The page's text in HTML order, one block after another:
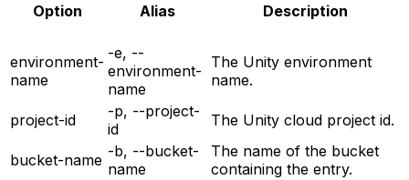
Option Alias Description
environment-
name
-e, --
environment-
name
The Unity environment
name.
project-id
-p, --project-
id
The Unity cloud project id.
bucket-name -b, --bucket-
name
The name of the bucket
containing the entry.